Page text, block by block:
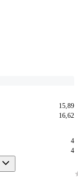
15,89
16,62
4
4